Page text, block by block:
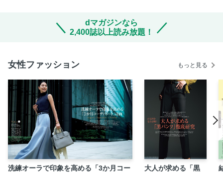
dマガジンなら
2,400誌以上読み放題！
女性ファッション もっと見る
洗練オーラで印象を高める「3か月コー
大人が求める「黒